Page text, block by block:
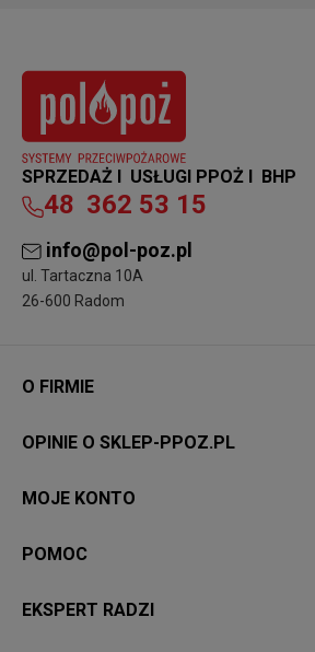
SPRZEDAŻ I USŁUGI PPOŻ I BHP
48 362 53 15
info@pol-poz.pl
ul. Tartaczna 10A
26-600 Radom
O FIRMIE
OPINIE O SKLEP-PPOZ.PL
MOJE KONTO
POMOC
EKSPERT RADZI